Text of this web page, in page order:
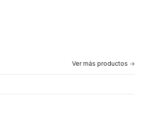
Ver más productos